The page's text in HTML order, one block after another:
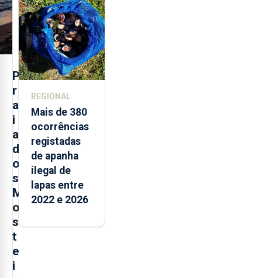
P
r
a
i
a
d
o
s
M
o
s
t
e
i
Açores
REGIONAL
Mais de 380
ocorrências
registadas
de apanha
ilegal de
lapas entre
2022 e 2026